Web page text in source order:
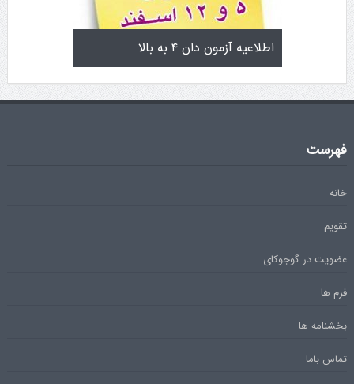
تولد کایچو سن سی گوگن یاماگوچی
فهرست
خانه
تقویم
عضویت در گوجوکای
فرم ها
بخشنامه ها
تماس باما